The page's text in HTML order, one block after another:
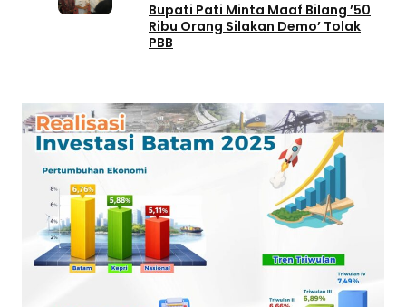
Bupati Pati Minta Maaf Bilang ’50
Ribu Orang Silakan Demo’ Tolak
PBB